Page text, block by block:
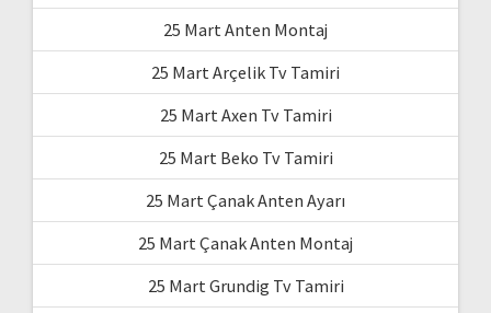
25 Mart Anten Montaj
25 Mart Arçelik Tv Tamiri
25 Mart Axen Tv Tamiri
25 Mart Beko Tv Tamiri
25 Mart Çanak Anten Ayarı
25 Mart Çanak Anten Montaj
25 Mart Grundig Tv Tamiri